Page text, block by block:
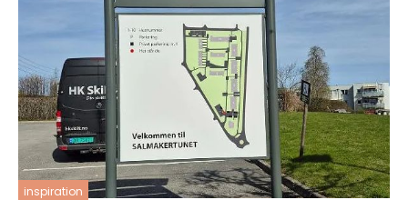
inspiration